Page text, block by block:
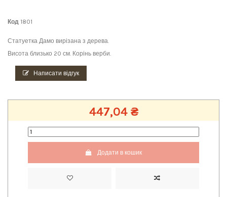
Код 1801
Статуетка Дамо вирізана з дерева.
Висота близько 20 см. Корінь верби.
Написати відгук
447,04 ₴
Додати в кошик